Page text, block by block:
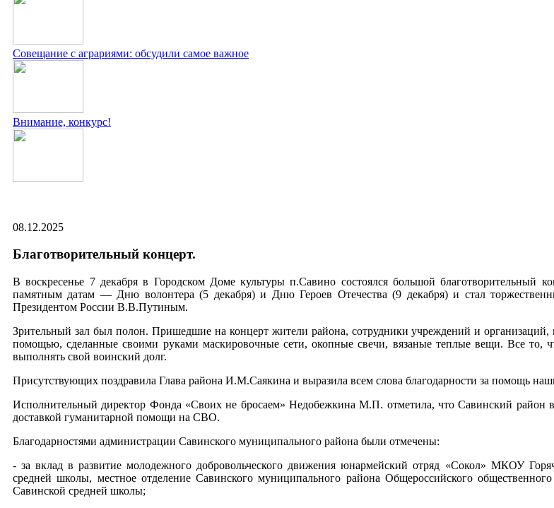
Совещание с аграриями: обсудили самое важное
Внимание, конкурс!
08.12.2025
Благотворительный концерт.
В воскресенье 7 декабря в Городском Доме культуры п.Савино состоялся большой благотворительный
памятным датам — Дню волонтера (5 декабря) и Дню Героев Отечества (9 декабря) и стал
Президентом России В.В.Путиным.
Зрительный зал был полон. Пришедшие на концерт жители района, сотрудники учреждений и организаций,
помощью, сделанные своими руками маскировочные сети, окопные свечи, вязаные теплые вещи. Все
выполнять свой воинский долг.
Присутствующих поздравила Глава района И.М.Саякина и выразила всем слова благодарности за помощь
Исполнительный директор Фонда «Своих не бросаем» Недобежкина М.П. отметила, что Савинский район
доставкой гуманитарной помощи на СВО.
Благодарностями администрации Савинского муниципального района были отмечены:
- за вклад в развитие молодежного добровольческого движения юнармейский отряд «Сокол» МКОУ
средней школы, местное отделение Савинского муниципального района Общероссийского
Савинской средней школы;